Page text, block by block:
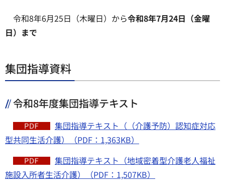
令和8年6月25日（木曜日）から令和8年7月24日（金曜
日）まで
集団指導資料
令和8年度集団指導テキスト
集団指導テキスト（（介護予防）認知症対応
型共同生活介護）（PDF：1,363KB）
集団指導テキスト（地域密着型介護老人福祉
施設入所者生活介護）（PDF：1,507KB）